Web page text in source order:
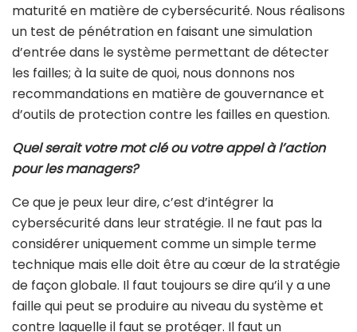
maturité en matière de cybersécurité. Nous réalisons
un test de pénétration en faisant une simulation
d’entrée dans le système permettant de détecter
les failles; à la suite de quoi, nous donnons nos
recommandations en matière de gouvernance et
d’outils de protection contre les failles en question.
Quel serait votre mot clé ou votre appel à l’action
pour les managers?
Ce que je peux leur dire, c’est d’intégrer la
cybersécurité dans leur stratégie. Il ne faut pas la
considérer uniquement comme un simple terme
technique mais elle doit être au cœur de la stratégie
de façon globale. Il faut toujours se dire qu’il y a une
faille qui peut se produire au niveau du système et
contre laquelle il faut se protéger. Il faut un